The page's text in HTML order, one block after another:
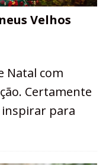
Velhos
Natal com
Certamente
inspirar para